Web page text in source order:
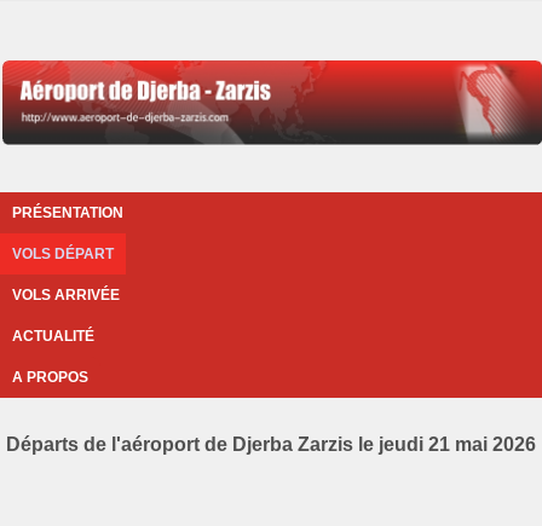
PRÉSENTATION
VOLS DÉPART
VOLS ARRIVÉE
ACTUALITÉ
A PROPOS
Départs de l'aéroport de Djerba Zarzis le jeudi 21 mai 2026